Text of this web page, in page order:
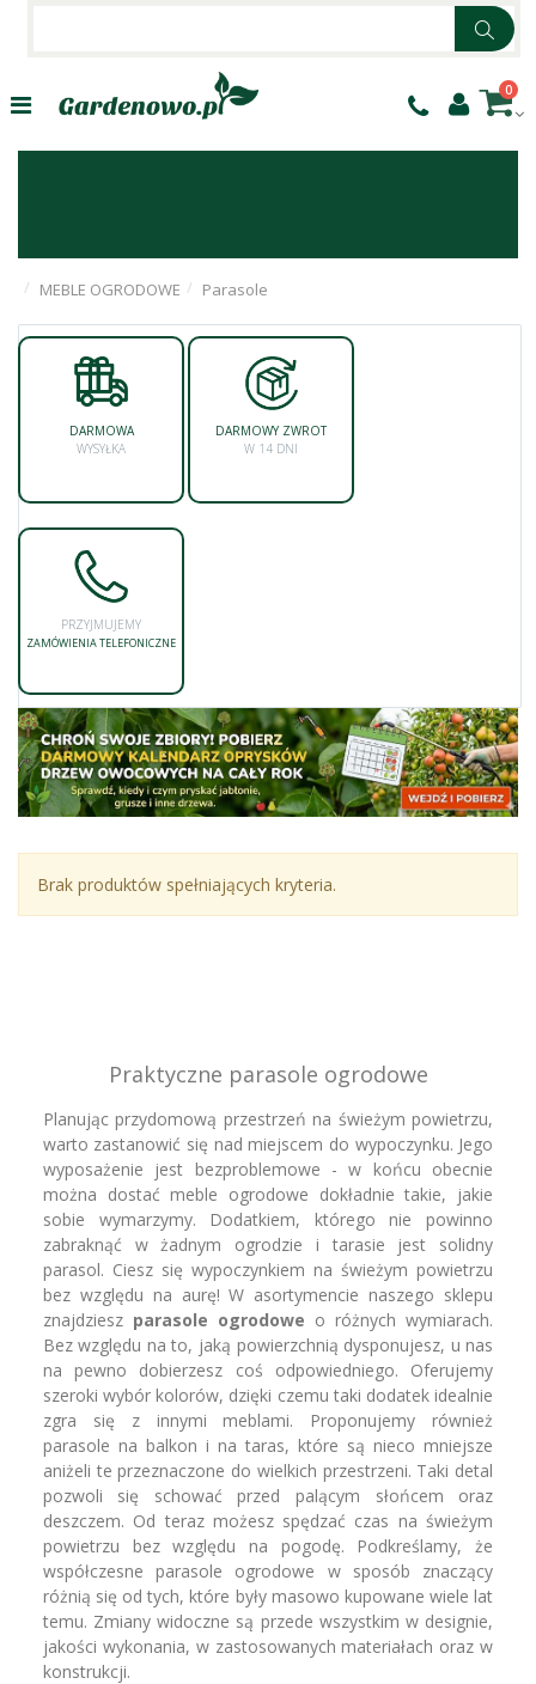
0
MEBLE OGRODOWE Parasole
DARMOWA
WYSYŁKA
DARMOWY ZWROT
W 14 DNI
PRZYJMUJEMY
ZAMÓWIENIA TELEFONICZNE
Brak produktów spełniających kryteria.
Praktyczne parasole ogrodowe
Planując przydomową przestrzeń na świeżym powietrzu,
warto zastanowić się nad miejscem do wypoczynku. Jego
wyposażenie jest bezproblemowe - w końcu obecnie
można dostać meble ogrodowe dokładnie takie, jakie
sobie wymarzymy. Dodatkiem, którego nie powinno
zabraknąć w żadnym ogrodzie i tarasie jest solidny
parasol. Ciesz się wypoczynkiem na świeżym powietrzu
bez względu na aurę! W asortymencie naszego sklepu
znajdziesz parasole ogrodowe o różnych wymiarach.
Bez względu na to, jaką powierzchnią dysponujesz, u nas
na pewno dobierzesz coś odpowiedniego. Oferujemy
szeroki wybór kolorów, dzięki czemu taki dodatek idealnie
zgra się z innymi meblami. Proponujemy również
parasole na balkon i na taras, które są nieco mniejsze
aniżeli te przeznaczone do wielkich przestrzeni. Taki detal
pozwoli się schować przed palącym słońcem oraz
deszczem. Od teraz możesz spędzać czas na świeżym
powietrzu bez względu na pogodę. Podkreślamy, że
współczesne parasole ogrodowe w sposób znaczący
różnią się od tych, które były masowo kupowane wiele lat
temu. Zmiany widoczne są przede wszystkim w designie,
jakości wykonania, w zastosowanych materiałach oraz w
konstrukcji.